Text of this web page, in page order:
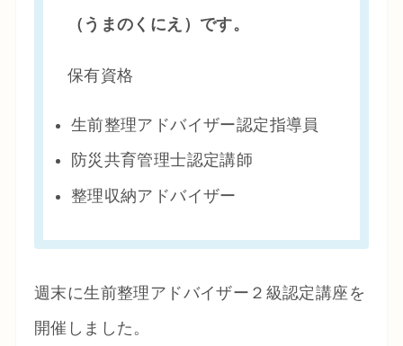
（うまのくにえ）です。
保有資格
生前整理アドバイザー認定指導員
防災共育管理士認定講師
整理収納アドバイザー
週末に生前整理アドバイザー２級認定講座を
開催しました。